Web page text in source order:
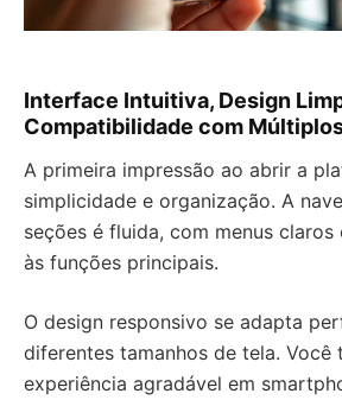
Interface Intuitiva, Design
Compatibilidade com
A primeira impressão ao abrir a
simplicidade e organização. A
seções é fluida, com menus claros
às funções principais.
O design responsivo se adapta
diferentes tamanhos de tela. Você
experiência agradável em